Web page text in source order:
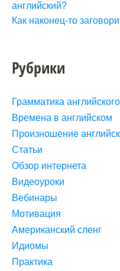
английский?
Как наконец-то
Рубрики
Грамматика
Времена в английском
Произношение
Статьи
Обзор интернета
Видеоуроки
Вебинары
Мотивация
Американский сленг
Идиомы
Практика